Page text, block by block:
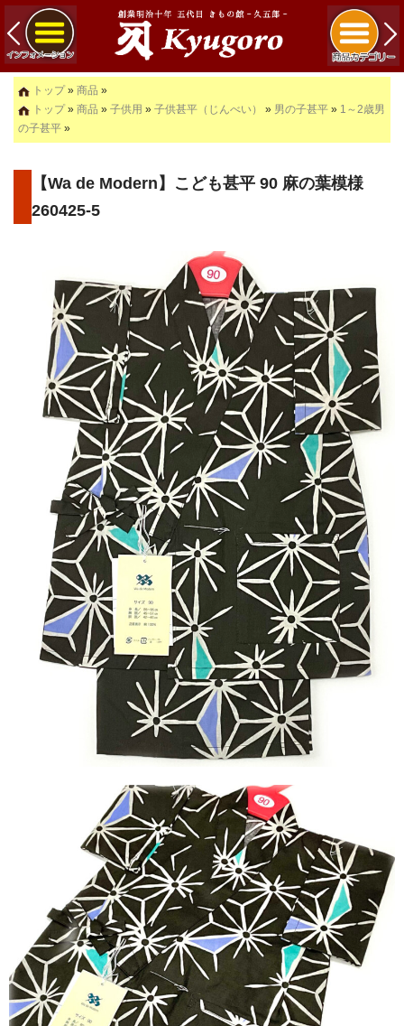
トップ» 商品 »
トップ» 商品 » 子供用 » 子供甚平（じんべい） » 男の子甚平 » 1～2歳男
の子甚平 »
【Wa de Modern】こども甚平 90 麻の葉模様
260425-5